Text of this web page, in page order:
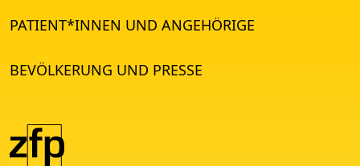
PATIENT*INNEN UND ANGEHÖRIGE
BEVÖLKERUNG UND PRESSE